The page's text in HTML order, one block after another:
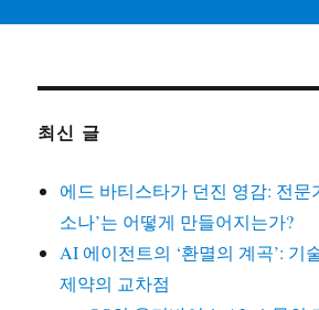
최신 글
에드 바티스타가 던진 영감: 전문
소나’는 어떻게 만들어지는가?
AI 에이전트의 ‘환멸의 계곡’: 기
제약의 교차점